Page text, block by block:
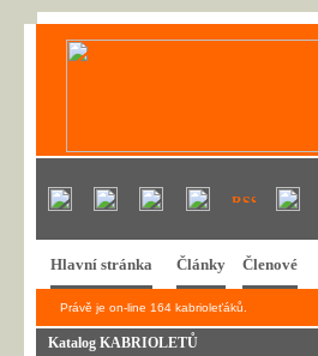
Hlavní stránka Články Členové
Právě je on-line 164 kabrioleťáků.
Katalog KABRIOLETŮ